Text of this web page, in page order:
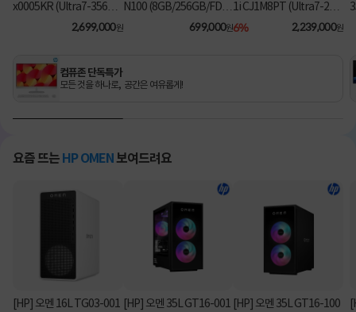
x0005KR (Ultra7-356H/
16GB/1TB/Win11Hom
2,699,000원
N100 (8GB/256GB/FD)
[기본제품]
699,000원
1i CJ1M8PT (Ultra7-26
5/8GB/512GB/Win11Pr
6% 2,239,000원
컴퓨존 단독특가
모든 것을 하나로, 공간은 여유롭게!
요즘 뜨는 HP OMEN 보여드려요
[HP] 오멘 16L TG03-001
[HP] 오멘 35L GT16-001
[HP] 오멘 35L GT16-100